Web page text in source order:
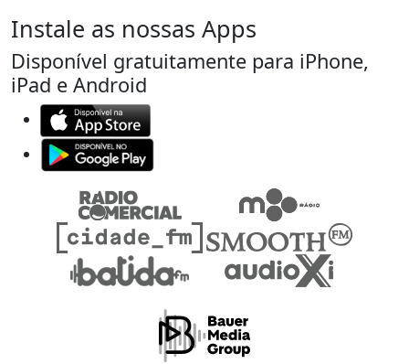
Instale as nossas Apps
Disponível gratuitamente para iPhone,
iPad e Android